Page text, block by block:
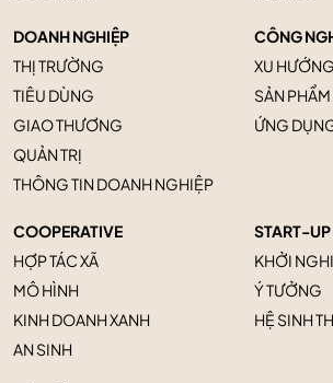
DOANH NGHIỆP
THỊ TRƯỜNG
TIÊU DÙNG
GIAO THƯƠNG
QUẢN TRỊ
THÔNG TIN DOANH NGHIỆP
CÔNG
XU HƯỚNG
SẢN
ỨNG
COOPERATIVE
HỢP TÁC XÃ
MÔ HÌNH
KINH DOANH XANH
AN SINH
START-UP
KHỞI
Ý TƯỞNG
HỆ SINH